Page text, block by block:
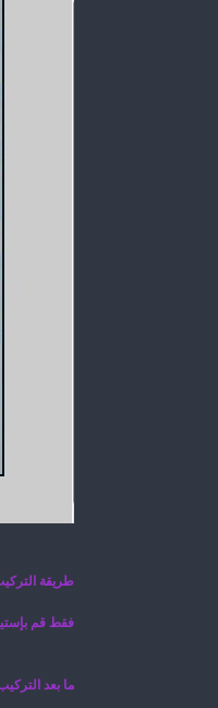
طريقة
فقط قم
ما بعد